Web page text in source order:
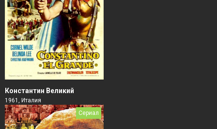
Константин Великий
1961, Италия
Сериал